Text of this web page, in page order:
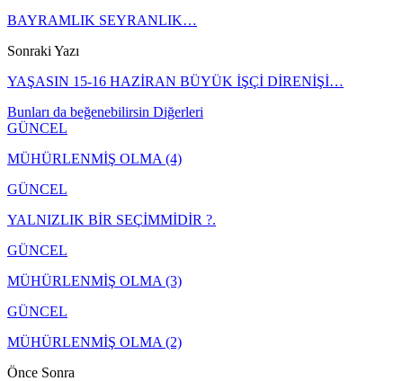
BAYRAMLIK SEYRANLIK…
Sonraki Yazı
YAŞASIN 15-16 HAZİRAN BÜYÜK İŞÇİ DİRENİŞİ…
Bunları da beğenebilirsin Diğerleri
GÜNCEL
MÜHÜRLENMİŞ OLMA (4)
GÜNCEL
YALNIZLIK BİR SEÇİMMİDİR ?.
GÜNCEL
MÜHÜRLENMİŞ OLMA (3)
GÜNCEL
MÜHÜRLENMİŞ OLMA (2)
Önce Sonra